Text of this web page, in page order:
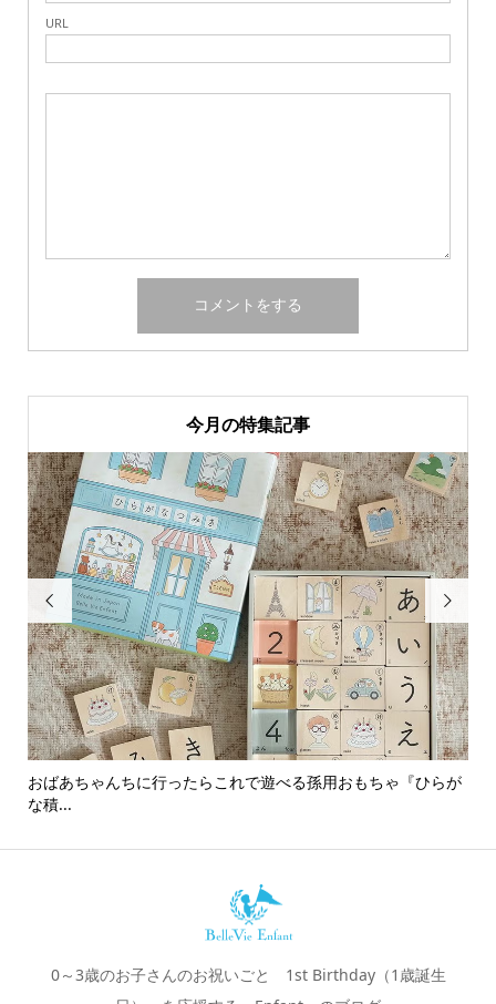
URL
今月の特集記事

おばあちゃんちに行ったらこれで遊べる孫用おもちゃ『ひらが
な積...

0～3歳のお子さんのお祝いごと 1st Birthday（1歳誕生